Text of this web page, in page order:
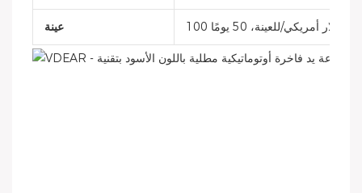
عينة 100 دولار أمريكي/للعينة، 50 يومًا